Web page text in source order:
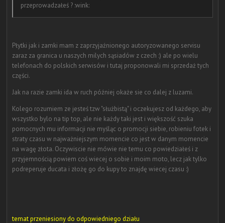
przeprowadzałeś ? :wink:
Płytki jak i zamki mam z zaprzyjaźnionego autoryzowanego servisu
zaraz za granica u naszych milych sąsiadów z czech :) ale po wielu
telefonach do polskich serwisów i tutaj proponowali mi sprzedaż tych
części.
Jak na razie zamki ida w ruch później okaże sie co dalej z luzami.
Kolego rozumiem ze jesteś tzw "służbistą" i oczekujesz od każdego, aby
wszystko bylo na tip top, ale nie każdy taki jest i większość szuka
pomocnych mu informacji nie myśląc o promocji siebie, robieniu fotek i
straty czasu w najważniejszym momencie co jest w danym momencie
na wagę złota. Oczywiscie nie mówie nie temu co powiedziałeś i z
przyjemnością powiem coś wiecej o sobie i moim moto, lecz jak tylko
podreperuje ducata i złożę go do kupy to znajdę wiecej czasu :)
temat przeniesiony do odpowiedniego działu